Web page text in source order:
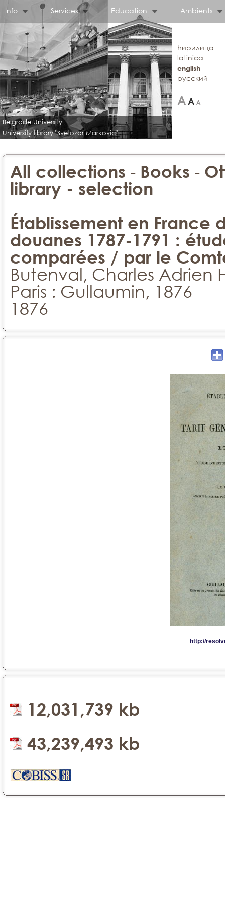
Info Services Education Ambients
Belgrade University
University library "Svetozar Markovic"
ћирилица
latinica
english
русский
All collections - Books -
library - selection
Établissement en France
douanes 1787-1791 :
comparées / par le
Butenval, Charles Adrien
Paris : Gullaumin, 1876
1876
12,031,739 kb
43,239,493 kb